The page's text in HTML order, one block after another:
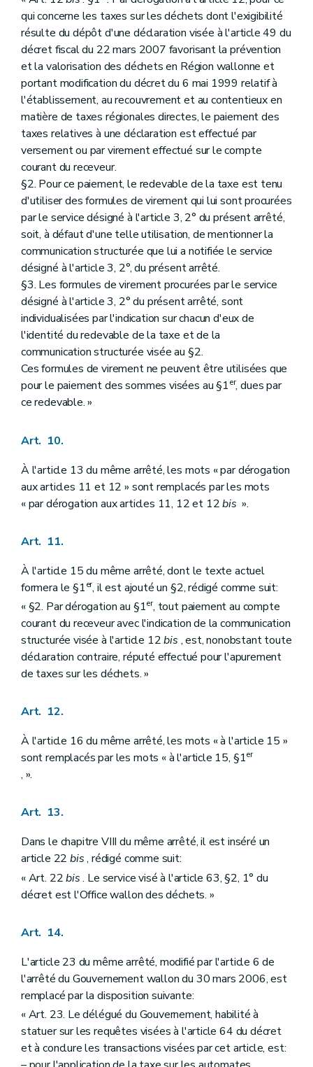
qui concerne les taxes sur les déchets dont l'exigibilité
résulte du dépôt d'une déclaration visée à l'article 49 du
décret fiscal du 22 mars 2007 favorisant la prévention
et la valorisation des déchets en Région wallonne et
portant modification du décret du 6 mai 1999 relatif à
l'établissement, au recouvrement et au contentieux en
matière de taxes régionales directes, le paiement des
taxes relatives à une déclaration est effectué par
versement ou par virement effectué sur le compte
courant du receveur.
§2. Pour ce paiement, le redevable de la taxe est tenu
d'utiliser des formules de virement qui lui sont procurées
par le service désigné à l'article 3, 2° du présent arrêté,
soit, à défaut d'une telle utilisation, de mentionner la
communication structurée que lui a notifiée le service
désigné à l'article 3, 2°, du présent arrêté.
§3. Les formules de virement procurées par le service
désigné à l'article 3, 2° du présent arrêté, sont
individualisées par l'indication sur chacun d'eux de
l'identité du redevable de la taxe et de la
communication structurée visée au §2.
Ces formules de virement ne peuvent être utilisées que
pour le paiement des sommes visées au §1er, dues par
ce redevable. »
Art. 10.
À l'article 13 du même arrêté, les mots « par dérogation
aux articles 11 et 12 » sont remplacés par les mots
« par dérogation aux articles 11, 12 et 12bis ».
Art. 11.
À l'article 15 du même arrêté, dont le texte actuel
formera le §1er, il est ajouté un §2, rédigé comme suit:
« §2. Par dérogation au §1er, tout paiement au compte
courant du receveur avec l'indication de la communication
structurée visée à l'article 12bis , est, nonobstant toute
déclaration contraire, réputé effectué pour l'apurement
de taxes sur les déchets. »
Art. 12.
À l'article 16 du même arrêté, les mots « à l'article 15 »
sont remplacés par les mots « à l'article 15, §1er
, ».
Art. 13.
Dans le chapitre VIII du même arrêté, il est inséré un
article 22bis, rédigé comme suit:
« Art. 22bis. Le service visé à l'article 63, §2, 1° du
décret est l'Office wallon des déchets. »
Art. 14.
L'article 23 du même arrêté, modifié par l'article 6 de
l'arrêté du Gouvernement wallon du 30 mars 2006, est
remplacé par la disposition suivante:
« Art. 23. Le délégué du Gouvernement, habilité à
statuer sur les requêtes visées à l'article 64 du décret
et à conclure les transactions visées par cet article, est: